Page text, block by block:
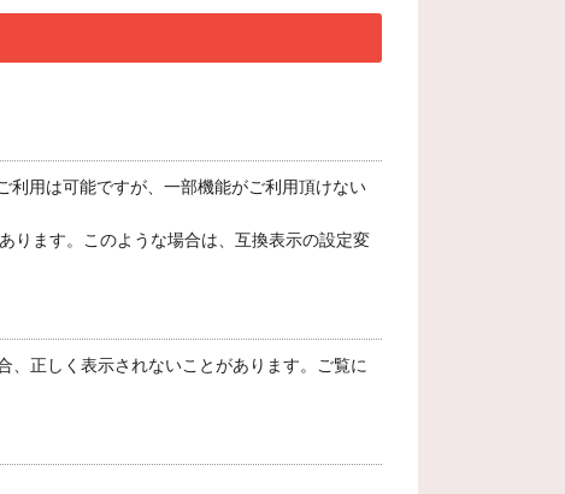
用は可能ですが、一部機能がご利用頂けない
ります。このような場合は、互換表示の設定変
正しく表示されないことがあります。ご覧に